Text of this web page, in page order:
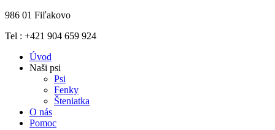
986 01 Fiľakovo
Tel : +421 904 659 924
Úvod
Naši psi
Psi
Fenky
Šteniatka
O nás
Pomoc